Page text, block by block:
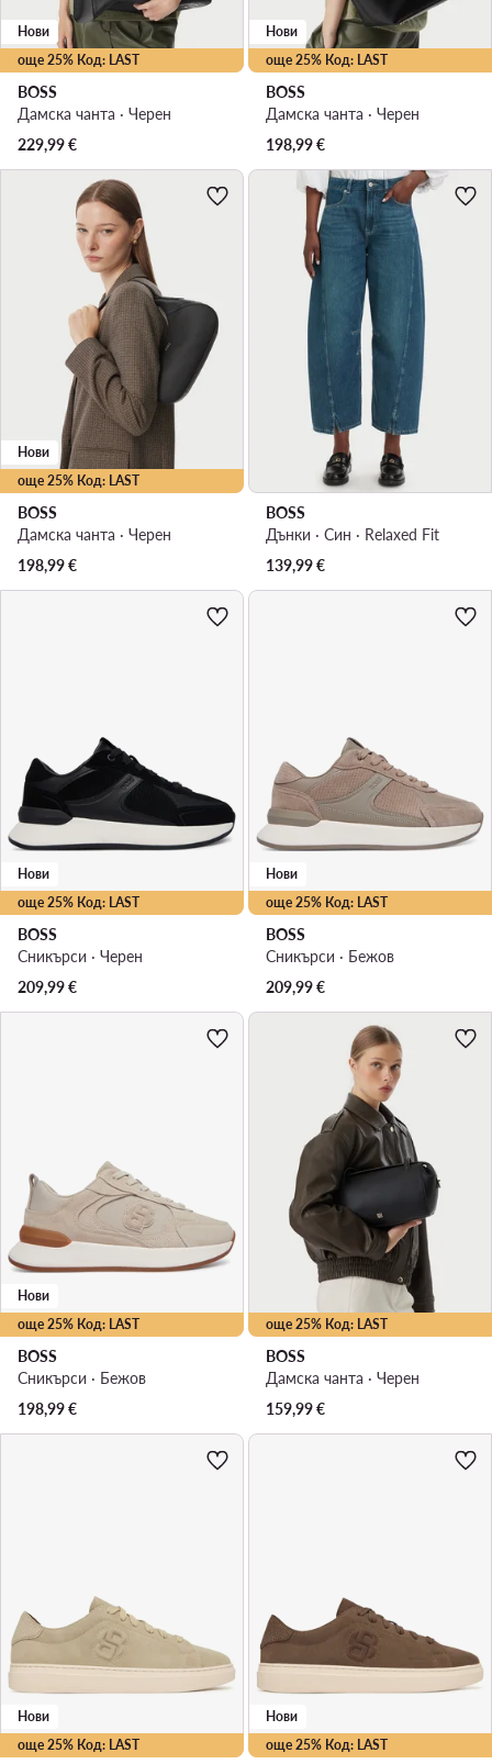
още 25% Код: LAST
Нови
BOSS
Дамска чанта · Черен
229,99€
още 25% Код: LAST
Нови
BOSS
Дамска чанта · Черен
198,99€
още 25% Код: LAST
Нови
BOSS
Дамска чанта · Черен
198,99€
BOSS
Дънки · Син · Relaxed Fit
139,99€
още 25% Код: LAST
Нови
BOSS
Сникърси · Черен
209,99€
още 25% Код: LAST
Нови
BOSS
Сникърси · Бежов
209,99€
още 25% Код: LAST
Нови
BOSS
Сникърси · Бежов
198,99€
още 25% Код: LAST
BOSS
Дамска чанта · Черен
159,99€
още 25% Код: LAST
Нови
още 25% Код: LAST
Нови